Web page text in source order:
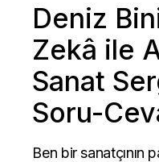
Deniz
Zekâ ile
Sanat
Soru-
Ben bir sanatçının